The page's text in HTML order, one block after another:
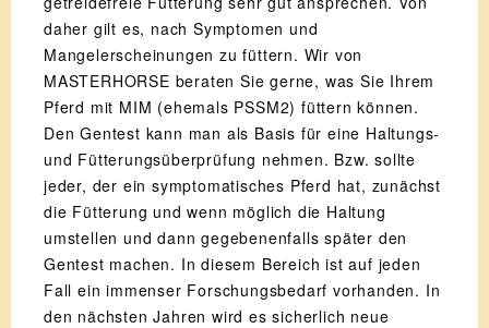
daher gilt es, nach Symptomen und
Mangelerscheinungen zu füttern. Wir von
MASTERHORSE beraten Sie gerne, was Sie Ihrem
Pferd mit MIM (ehemals PSSM2) füttern können.
Den Gentest kann man als Basis für eine Haltungs-
und Fütterungsüberprüfung nehmen. Bzw. sollte
jeder, der ein symptomatisches Pferd hat, zunächst
die Fütterung und wenn möglich die Haltung
umstellen und dann gegebenenfalls später den
Gentest machen. In diesem Bereich ist auf jeden
Fall ein immenser Forschungsbedarf vorhanden. In
den nächsten Jahren wird es sicherlich neue